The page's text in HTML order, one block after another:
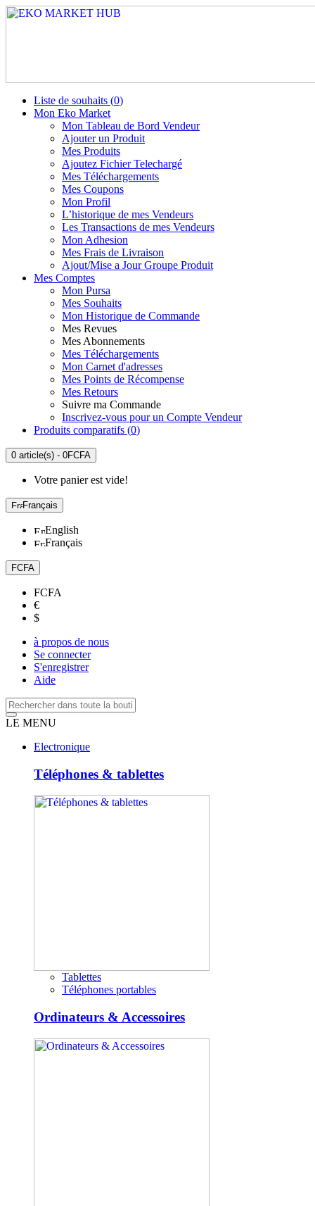
Liste de souhaits (0)
Mon Eko Market
Mon Tableau de Bord Vendeur
Ajouter un Produit
Mes Produits
Ajoutez Fichier Telechargé
Mes Téléchargements
Mes Coupons
Mon Profil
L’historique de mes Vendeurs
Les Transactions de mes Vendeurs
Mon Adhesion
Mes Frais de Livraison
Ajout/Mise a Jour Groupe Produit
Mes Comptes
Mon Pursa
Mes Souhaits
Mon Historique de Commande
Mes Revues
Mes Abonnements
Mes Téléchargements
Mon Carnet d'adresses
Mes Points de Récompense
Mes Retours
Suivre ma Commande
Inscrivez-vous pour un Compte Vendeur
Produits comparatifs (0)
0 article(s) - 0FCFA
Votre panier est vide!
Français
English
Français
FCFA
FCFA
€
$
à propos de nous
Se connecter
S'enregistrer
Aide
LE MENU
Electronique
Téléphones & tablettes
Tablettes
Téléphones portables
Ordinateurs & Accessoires